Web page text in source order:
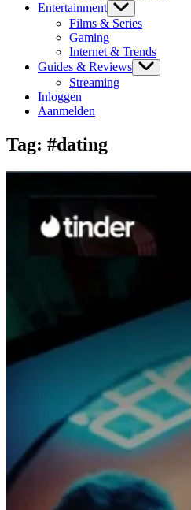
Entertainment
Films & Series
Gaming
Internet & Trends
Guides & Reviews
Streaming
Inloggen
Aanmelden
Tag: #dating